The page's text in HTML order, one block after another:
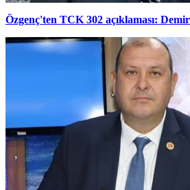
Özgenç'ten TCK 302 açıklaması: